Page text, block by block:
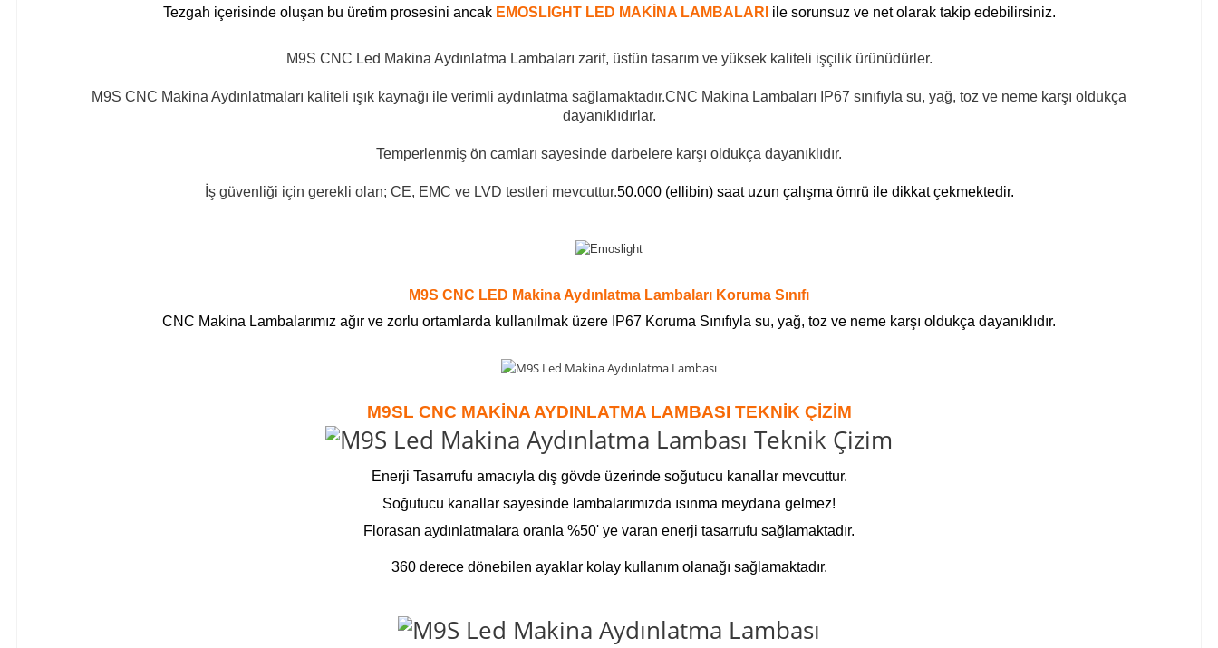
Tezgah içerisinde oluşan bu üretim prosesini ancak EMOSLIGHT LED MAKİNA LAMBALARI ile sorunsuz ve net olarak takip edebilirsiniz.
M9S CNC Led Makina Aydınlatma Lambaları zarif, üstün tasarım ve yüksek kaliteli işçilik ürünüdürler.
M9S CNC Makina Aydınlatmaları kaliteli ışık kaynağı ile verimli aydınlatma sağlamaktadır.CNC Makina Lambaları IP67 sınıfıyla su, yağ, toz ve neme karşı oldukça
dayanıklıdırlar.
Temperlenmiş ön camları sayesinde darbelere karşı oldukça dayanıklıdır.
İş güvenliği için gerekli olan; CE, EMC ve LVD testleri mevcuttur.50.000 (ellibin) saat uzun çalışma ömrü ile dikkat çekmektedir.
M9S CNC LED Makina Aydınlatma Lambaları Koruma Sınıfı
CNC Makina Lambalarımız ağır ve zorlu ortamlarda kullanılmak üzere IP67 Koruma Sınıfıyla su, yağ, toz ve neme karşı oldukça dayanıklıdır.
M9SL CNC MAKİNA AYDINLATMA LAMBASI TEKNİK ÇİZİM
Enerji Tasarrufu amacıyla dış gövde üzerinde soğutucu kanallar mevcuttur.
Soğutucu kanallar sayesinde lambalarımızda ısınma meydana gelmez!
Florasan aydınlatmalara oranla %50' ye varan enerji tasarrufu sağlamaktadır.
360 derece dönebilen ayaklar kolay kullanım olanağı sağlamaktadır.